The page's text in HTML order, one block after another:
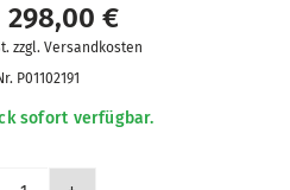
298,00 €
zzgl. Versandkosten
P01102191
sofort verfügbar.